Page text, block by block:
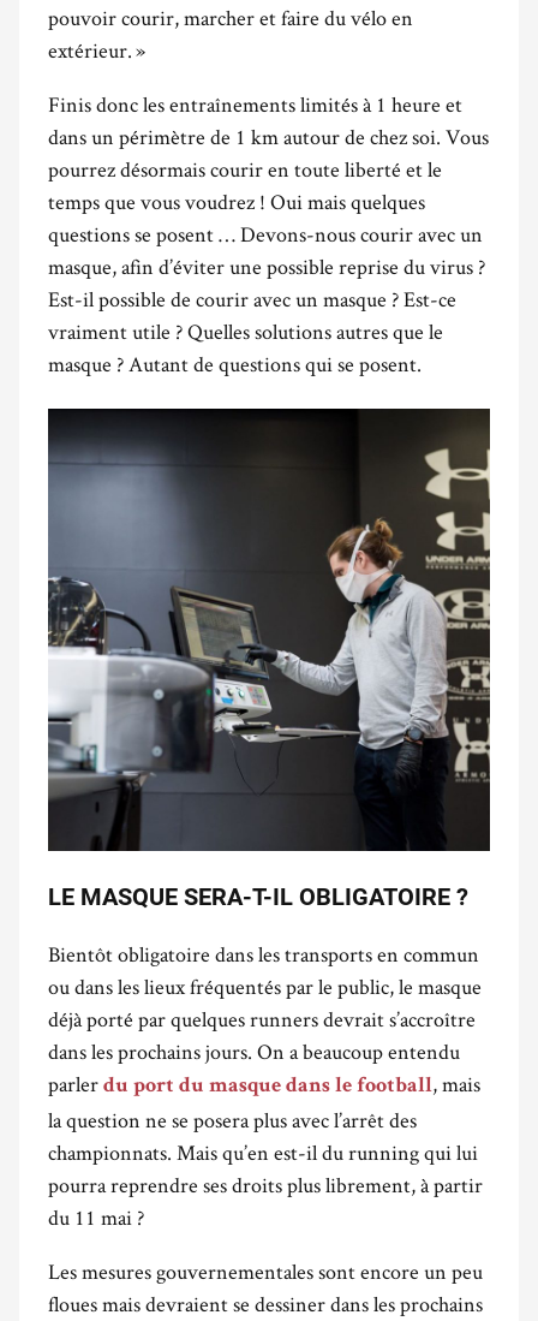
pouvoir courir, marcher et faire du vélo en
extérieur. »
Finis donc les entraînements limités à 1 heure et
dans un périmètre de 1 km autour de chez soi. Vous
pourrez désormais courir en toute liberté et le
temps que vous voudrez ! Oui mais quelques
questions se posent … Devons-nous courir avec un
masque, afin d’éviter une possible reprise du virus ?
Est-il possible de courir avec un masque ? Est-ce
vraiment utile ? Quelles solutions autres que le
masque ? Autant de questions qui se posent.
LE MASQUE SERA-T-IL OBLIGATOIRE ?
Bientôt obligatoire dans les transports en commun
ou dans les lieux fréquentés par le public, le masque
déjà porté par quelques runners devrait s’accroître
dans les prochains jours. On a beaucoup entendu
parler du port du masque dans le football, mais
la question ne se posera plus avec l’arrêt des
championnats. Mais qu’en est-il du running qui lui
pourra reprendre ses droits plus librement, à partir
du 11 mai ?
Les mesures gouvernementales sont encore un peu
floues mais devraient se dessiner dans les prochains